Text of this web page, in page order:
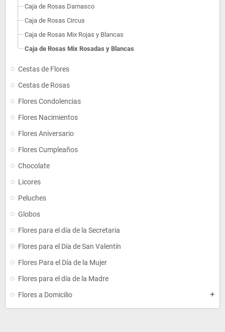
Caja de Rosas Damasco
Caja de Rosas Circus
Caja de Rosas Mix Rojas y Blancas
Caja de Rosas Mix Rosadas y Blancas
Cestas de Flores
Cestas de Rosas
Flores Condolencias
Flores Nacimientos
Flores Aniversario
Flores Cumpleaños
Chocolate
Licores
Peluches
Globos
Flores para el día de la Secretaria
Flores para el Día de San Valentín
Flores Para el Día de la Mujer
Flores para el día de la Madre
Flores a Domicilio
add